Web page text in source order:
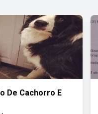
De Cachorro E